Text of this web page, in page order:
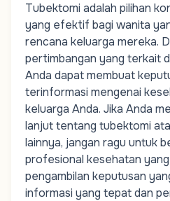
Tubektomi adalah pilihan
yang efektif bagi wanita
rencana keluarga mereka.
pertimbangan yang terkait
Anda dapat membuat
terinformasi mengenai
keluarga Anda. Jika Anda
lanjut tentang tubektomi
lainnya, jangan ragu untuk
profesional kesehatan
pengambilan keputusan
informasi yang tepat dan